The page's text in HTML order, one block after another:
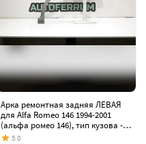
Арка ремонтная задняя ЛЕВАЯ
для Alfa Romeo 146 1994-2001
(альфа ромео 146), тип кузова -
лифтбэк , оцинкованная ЦИНК
5.0